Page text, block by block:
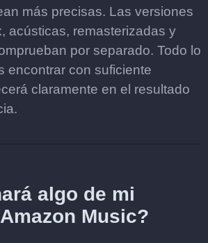
más precisas. Las versiones
acústicas, remasterizadas y
por separado. Todo lo
encontrar con suficiente
claramente en el resultado
algo de mi
Music?